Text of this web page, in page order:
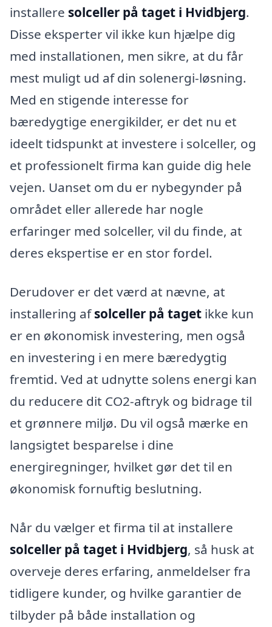
installere solceller på taget i Hvidbjerg.
Disse eksperter vil ikke kun hjælpe dig
med installationen, men sikre, at du får
mest muligt ud af din solenergi-løsning.
Med en stigende interesse for
bæredygtige energikilder, er det nu et
ideelt tidspunkt at investere i solceller, og
et professionelt firma kan guide dig hele
vejen. Uanset om du er nybegynder på
området eller allerede har nogle
erfaringer med solceller, vil du finde, at
deres ekspertise er en stor fordel.
Derudover er det værd at nævne, at
installering afsolceller på taget ikke kun
er en økonomisk investering, men også
en investering i en mere bæredygtig
fremtid. Ved at udnytte solens energi kan
du reducere dit CO2-aftryk og bidrage til
et grønnere miljø. Du vil også mærke en
langsigtet besparelse i dine
energiregninger, hvilket gør det til en
økonomisk fornuftig beslutning.
Når du vælger et firma til at installere
solceller på taget i Hvidbjerg, så husk at
overveje deres erfaring, anmeldelser fra
tidligere kunder, og hvilke garantier de
tilbyder på både installation og